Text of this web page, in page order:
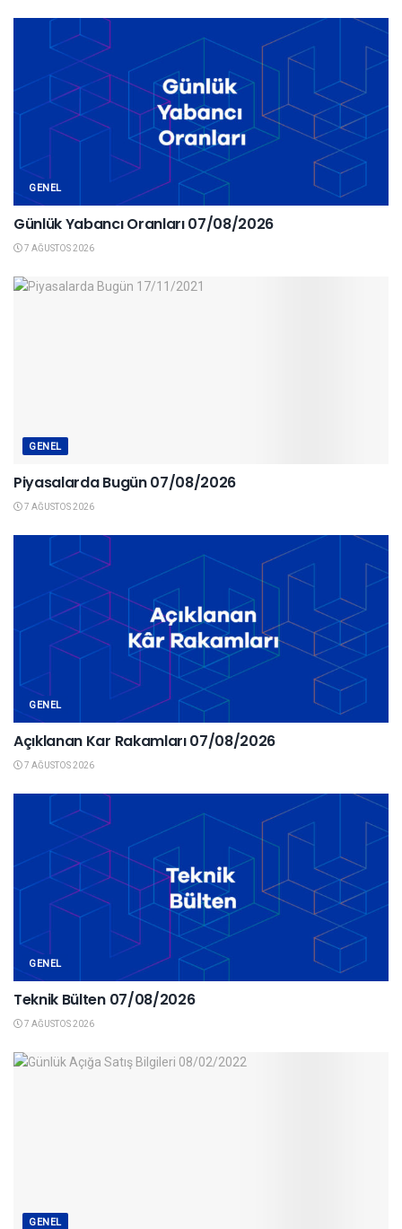
GENEL
Günlük Yabancı Oranları 07/08/2026
7 AĞUSTOS 2026
GENEL
Piyasalarda Bugün 07/08/2026
7 AĞUSTOS 2026
GENEL
Açıklanan Kar Rakamları 07/08/2026
7 AĞUSTOS 2026
GENEL
Teknik Bülten 07/08/2026
7 AĞUSTOS 2026
GENEL